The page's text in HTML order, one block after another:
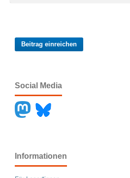
Beitrag einreichen
Social Media
Informationen